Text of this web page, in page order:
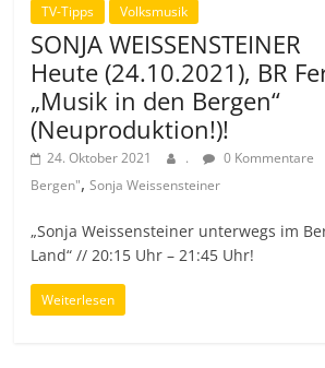
TV-Tipps Volksmusik
SONJA WEISSENSTEINER
Heute (24.10.2021), BR
„Musik in den Bergen“
(Neuproduktion!)!
24. Oktober 2021 . 0 Kommentare
Bergen",Sonja Weissensteiner
„Sonja Weissensteiner unterwegs im
Land“ // 20:15 Uhr – 21:45 Uhr!
Weiterlesen